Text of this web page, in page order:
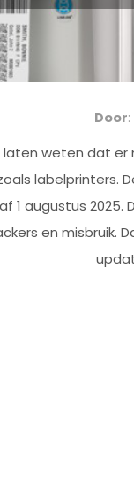
Door
weten dat er
labelprinters.
1 augustus
en misbruik.